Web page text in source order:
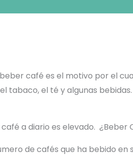
café es el motivo por el
tabaco, el té y algunas bebidas.
a diario es elevado. ¿Beber
de cafés que ha bebido